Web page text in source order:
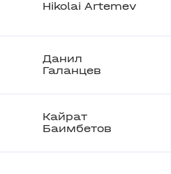
Hikolai Artemev
Данил
Галанцев
Кайрат
Баимбетов